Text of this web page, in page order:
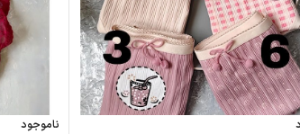
ناموجود